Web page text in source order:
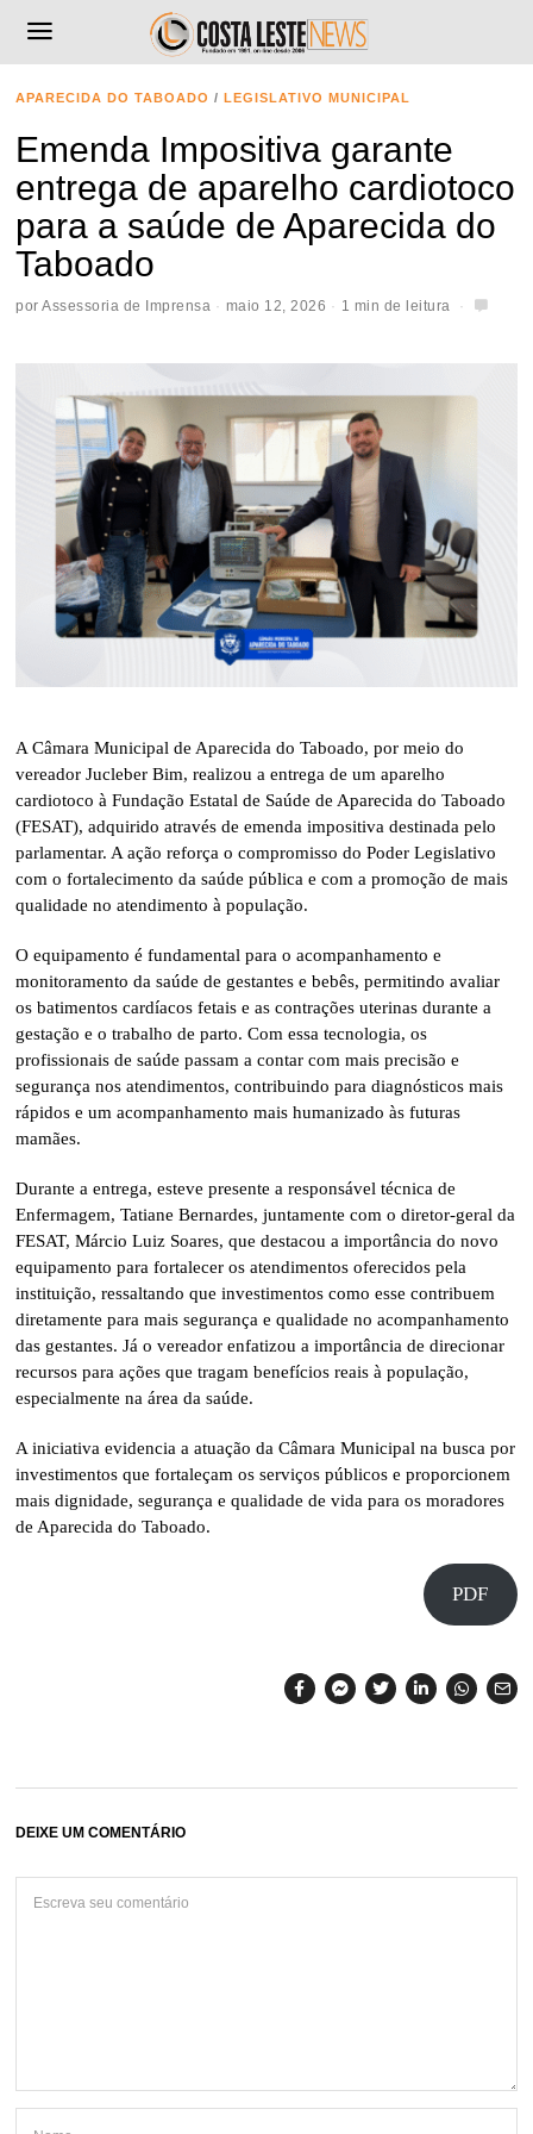
APARECIDA DO TABOADO / LEGISLATIVO MUNICIPAL
Emenda Impositiva garante
entrega de aparelho cardiotoco
para a saúde de Aparecida do
Taboado
porAssessoria de Imprensa maio 12, 2026 1 min de leitura
A Câmara Municipal de Aparecida do Taboado, por meio do
vereador Jucleber Bim, realizou a entrega de um aparelho
cardiotoco à Fundação Estatal de Saúde de Aparecida do Taboado
(FESAT), adquirido através de emenda impositiva destinada pelo
parlamentar. A ação reforça o compromisso do Poder Legislativo
com o fortalecimento da saúde pública e com a promoção de mais
qualidade no atendimento à população.
O equipamento é fundamental para o acompanhamento e
monitoramento da saúde de gestantes e bebês, permitindo avaliar
os batimentos cardíacos fetais e as contrações uterinas durante a
gestação e o trabalho de parto. Com essa tecnologia, os
profissionais de saúde passam a contar com mais precisão e
segurança nos atendimentos, contribuindo para diagnósticos mais
rápidos e um acompanhamento mais humanizado às futuras
mamães.
Durante a entrega, esteve presente a responsável técnica de
Enfermagem, Tatiane Bernardes, juntamente com o diretor-geral da
FESAT, Márcio Luiz Soares, que destacou a importância do novo
equipamento para fortalecer os atendimentos oferecidos pela
instituição, ressaltando que investimentos como esse contribuem
diretamente para mais segurança e qualidade no acompanhamento
das gestantes. Já o vereador enfatizou a importância de direcionar
recursos para ações que tragam benefícios reais à população,
especialmente na área da saúde.
A iniciativa evidencia a atuação da Câmara Municipal na busca por
investimentos que fortaleçam os serviços públicos e proporcionem
mais dignidade, segurança e qualidade de vida para os moradores
de Aparecida do Taboado.
PDF
DEIXE UM COMENTÁRIO